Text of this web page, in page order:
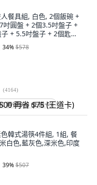
餐具組, 白色, 2個飯碗 +
吋圓盤 + 2個3.5吋盤子 +
+ 5.5吋盤子 + 2個匙筷
34%$578
(4164)
再省 $75 (王道卡)
韓式湯筷4件組, 1組, 餐
白色,藍灰色,深米色,印度
39%$507